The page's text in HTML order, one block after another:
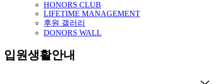
HONORS CLUB
LIFETIME MANAGEMENT
후원 갤러리
DONORS WALL
입원생활안내